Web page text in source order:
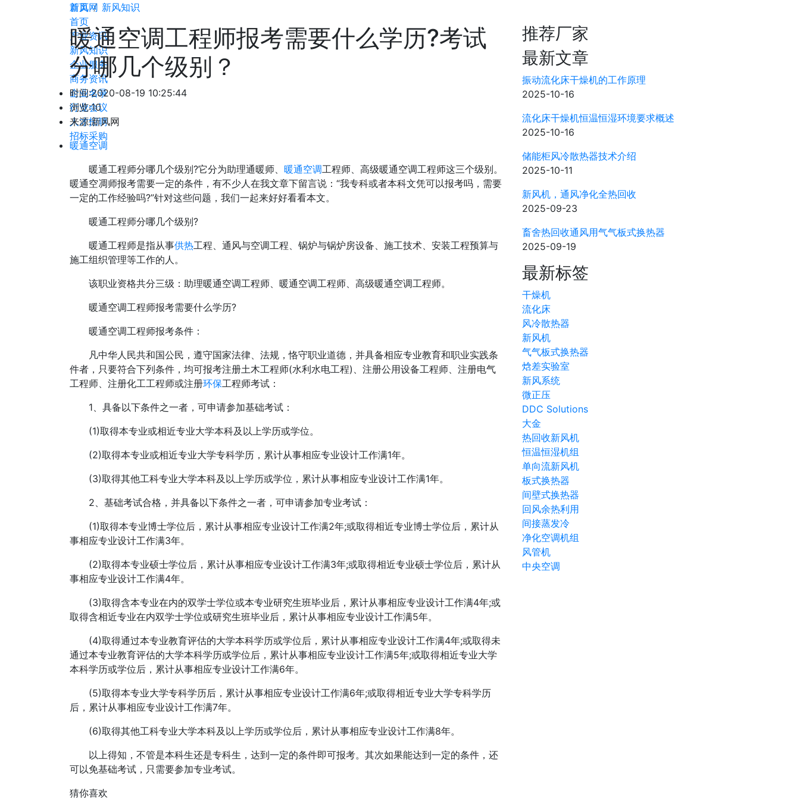
新风网
首页
产业资讯
新风知识
企业服务
商务资讯
企业名录
行业会议
人才招聘
招标采购
首页 新风知识
暖通空调工程师报考需要什么学历?考试
分哪几个级别？
时间:2020-08-19 10:25:44
浏览:10
来源:新风网
暖通空调
暖通工程师分哪几个级别?它分为助理通暖师、 暖通空调工程师、高级暖通空调工程师这三个级别。
暖通空凋师报考需要一定的条件，有不少人在我文章下留言说：“我专科或者本科文凭可以报考吗，需要
一定的工作经验吗?”针对这些问题，我们一起来好好看看本文。
暖通工程师分哪几个级别?
暖通工程师是指从事供热工程、通风与空调工程、锅炉与锅炉房设备、施工技术、安装工程预算与
施工组织管理等工作的人。
该职业资格共分三级：助理暖通空调工程师、暖通空调工程师、高级暖通空调工程师。
暖通空调工程师报考需要什么学历?
暖通空调工程师报考条件：
凡中华人民共和国公民，遵守国家法律、法规，恪守职业道德，并具备相应专业教育和职业实践条
件者，只要符合下列条件，均可报考注册土木工程师(水利水电工程)、注册公用设备工程师、注册电气
工程师、注册化工工程师或注册环保工程师考试：
1、具备以下条件之一者，可申请参加基础考试：
(1)取得本专业或相近专业大学本科及以上学历或学位。
(2)取得本专业或相近专业大学专科学历，累计从事相应专业设计工作满1年。
(3)取得其他工科专业大学本科及以上学历或学位，累计从事相应专业设计工作满1年。
2、基础考试合格，并具备以下条件之一者，可申请参加专业考试：
(1)取得本专业博士学位后，累计从事相应专业设计工作满2年;或取得相近专业博士学位后，累计从
事相应专业设计工作满3年。
(2)取得本专业硕士学位后，累计从事相应专业设计工作满3年;或取得相近专业硕士学位后，累计从
事相应专业设计工作满4年。
(3)取得含本专业在内的双学士学位或本专业研究生班毕业后，累计从事相应专业设计工作满4年;或
取得含相近专业在内双学士学位或研究生班毕业后，累计从事相应专业设计工作满5年。
(4)取得通过本专业教育评估的大学本科学历或学位后，累计从事相应专业设计工作满4年;或取得未
通过本专业教育评估的大学本科学历或学位后，累计从事相应专业设计工作满5年;或取得相近专业大学
本科学历或学位后，累计从事相应专业设计工作满6年。
(5)取得本专业大学专科学历后，累计从事相应专业设计工作满6年;或取得相近专业大学专科学历
后，累计从事相应专业设计工作满7年。
(6)取得其他工科专业大学本科及以上学历或学位后，累计从事相应专业设计工作满8年。
以上得知，不管是本科生还是专科生，达到一定的条件即可报考。其次如果能达到一定的条件，还
可以免基础考试，只需要参加专业考试。
猜你喜欢
推荐厂家
最新文章
振动流化床干燥机的工作原理
2025-10-16
流化床干燥机恒温恒湿环境要求概述
2025-10-16
储能柜风冷散热器技术介绍
2025-10-11
新风机，通风净化全热回收
2025-09-23
畜舍热回收通风用气气板式换热器
2025-09-19
最新标签
干燥机
流化床
风冷散热器
新风机
气气板式换热器
焓差实验室
新风系统
微正压
DDC Solutions
大金
热回收新风机
恒温恒湿机组
单向流新风机
板式换热器
间壁式换热器
回风余热利用
间接蒸发冷
净化空调机组
风管机
中央空调